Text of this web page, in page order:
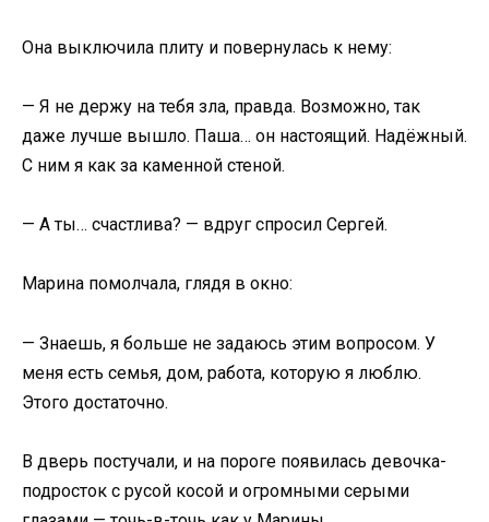
Она выключила плиту и повернулась к нему:
— Я не держу на тебя зла, правда. Возможно, так
даже лучше вышло. Паша… он настоящий. Надёжный.
С ним я как за каменной стеной.
— А ты… счастлива? — вдруг спросил Сергей.
Марина помолчала, глядя в окно:
— Знаешь, я больше не задаюсь этим вопросом. У
меня есть семья, дом, работа, которую я люблю.
Этого достаточно.
В дверь постучали, и на пороге появилась девочка-
подросток с русой косой и огромными серыми